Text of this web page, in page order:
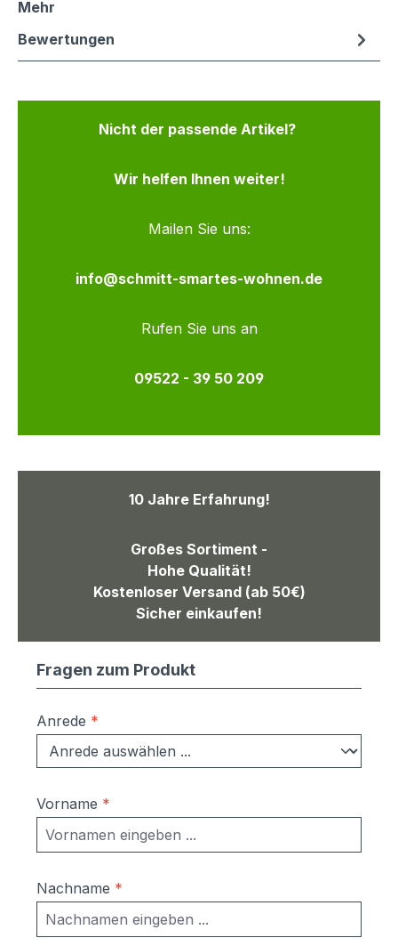
Mehr
Bewertungen
Nicht der passende Artikel?
Wir helfen Ihnen weiter!
Mailen Sie uns:
info@schmitt-smartes-wohnen.de
Rufen Sie uns an
09522 - 39 50 209
10 Jahre Erfahrung!
Großes Sortiment -
Hohe Qualität!
Kostenloser Versand (ab 50€)
Sicher einkaufen!
Fragen zum Produkt
Anrede *
Vorname *
Nachname *